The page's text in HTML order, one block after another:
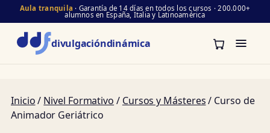
Aula tranquila · Garantía de 14 días en todos los cursos · 200.000+
alumnos en España, Italia y Latinoamérica
divulgacióndinámica
Inicio/ Nivel Formativo / Cursos y Másteres/ Curso de
Animador Geriátrico